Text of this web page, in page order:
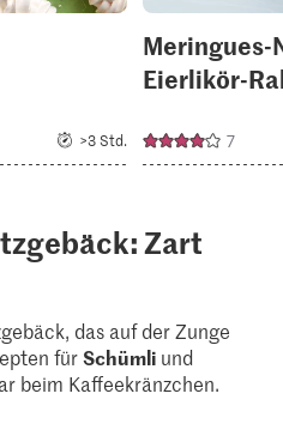
>3 Std.
Eierlikör-
7
Zart
das auf der Zunge
fürSchümli und
beim Kaffeekränzchen.